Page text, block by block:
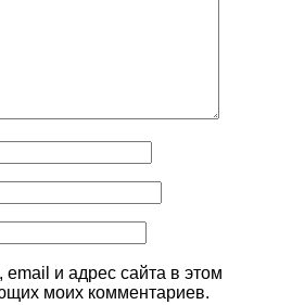
и адрес сайта в этом
моих комментариев.